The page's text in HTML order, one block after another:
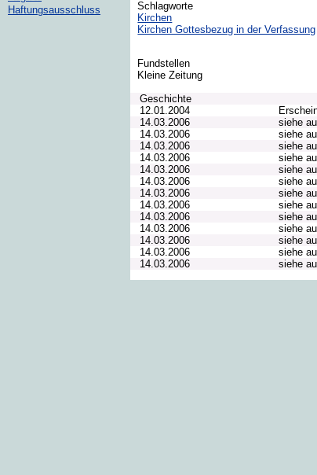
Schlagworte
Kirchen
Kirchen Gottesbezug in der Verfassung
Fundstellen
Kleine Zeitung
Geschichte
12.01.2004
14.03.2006
siehe
14.03.2006
siehe
14.03.2006
siehe
14.03.2006
siehe
14.03.2006
siehe
14.03.2006
siehe
14.03.2006
siehe
14.03.2006
siehe
14.03.2006
siehe
14.03.2006
siehe
14.03.2006
siehe
14.03.2006
siehe
14.03.2006
siehe
Haftungsausschluss